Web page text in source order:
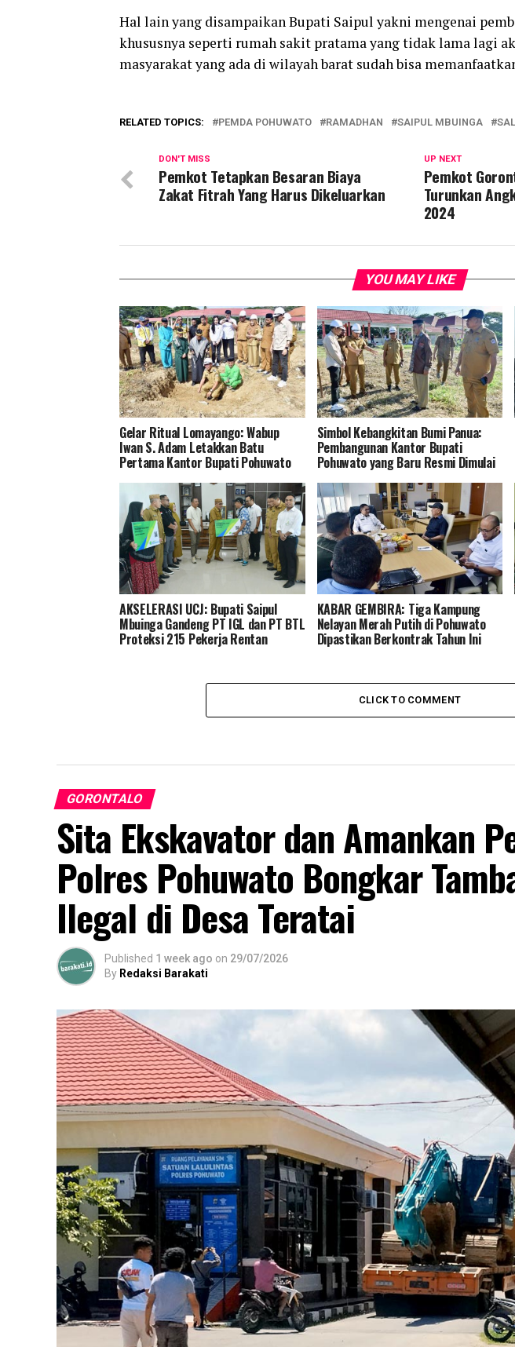
Hal lain yang disampaikan Bupati Saipul yakni mengenai
khususnya seperti rumah sakit pratama yang tidak lama lagi
masyarakat yang ada di wilayah barat sudah bisa
RELATED TOPICS: PEMDA POHUWATO RAMADHAN SAIPUL MBUINGA
UP NEXT
Pemkot
Turunkan
2024
DON'T MISS
Pemkot Tetapkan Besaran Biaya
Zakat Fitrah Yang Harus Dikeluarkan
YOU MAY LIKE
Gelar Ritual Lomayango: Wabup
Iwan S. Adam Letakkan Batu
Pertama Kantor Bupati Pohuwato
Simbol Kebangkitan Bumi Panua:
Pembangunan Kantor Bupati
Pohuwato yang Baru Resmi Dimulai
AKSELERASI UCJ: Bupati Saipul
Mbuinga Gandeng PT IGL dan PT BTL
Proteksi 215 Pekerja Rentan
KABAR GEMBIRA: Tiga Kampung
Nelayan Merah Putih di Pohuwato
Dipastikan Berkontrak Tahun Ini
CLICK TO COMMENT
GORONTALO
Sita Ekskavator dan Amankan
Polres Pohuwato Bongkar
Ilegal di Desa Teratai
Published 1 week ago on 29/07/2026
By Redaksi Barakati